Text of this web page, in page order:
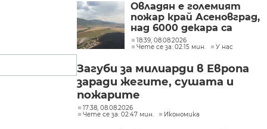
Овладян е големият
пожар край Асеновград,
над 6000 декара са
засегнати
18:39, 08.08.2026
Чете се за: 02:15 мин.
У нас
Загуби за милиарди в Европа
заради жегите, сушата и
пожарите
17:38, 08.08.2026
Чете се за: 02:47 мин.
Икономика